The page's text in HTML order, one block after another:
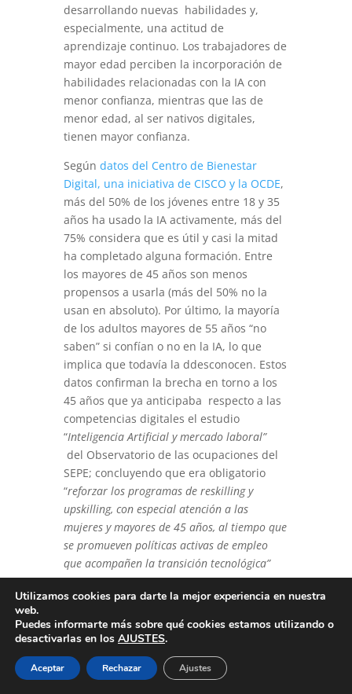
desarrollando nuevas habilidades y,
especialmente, una actitud de
aprendizaje continuo. Los trabajadores de
mayor edad perciben la incorporación de
habilidades relacionadas con la IA con
menor confianza, mientras que las de
menor edad, al ser nativos digitales,
tienen mayor confianza.
Según datos del Centro de Bienestar
Digital, una iniciativa de CISCO y la OCDE,
más del 50% de los jóvenes entre 18 y 35
años ha usado la IA activamente, más del
75% considera que es útil y casi la mitad
ha completado alguna formación. Entre
los mayores de 45 años son menos
propensos a usarla (más del 50% no la
usan en absoluto). Por último, la mayoría
de los adultos mayores de 55 años “no
saben” si confían o no en la IA, lo que
implica que todavía la ddesconocen. Estos
datos confirman la brecha en torno a los
45 años que ya anticipaba respecto a las
competencias digitales el estudio
“Inteligencia Artificial y mercado laboral”
del Observatorio de las ocupaciones del
SEPE; concluyendo que era obligatorio
“reforzar los programas de reskilling y
upskilling, con especial atención a las
mujeres y mayores de 45 años, al tiempo que
se promueven políticas activas de empleo
que acompañen la transición tecnológica”
¿Quieres saber más de
nuestros servicios de
Consultoría?
Utilizamos cookies para darte la mejor experiencia en nuestra
web.
Puedes informarte más sobre qué cookies estamos utilizando o
desactivarlas en los AJUSTES.
Aceptar Rechazar Ajustes